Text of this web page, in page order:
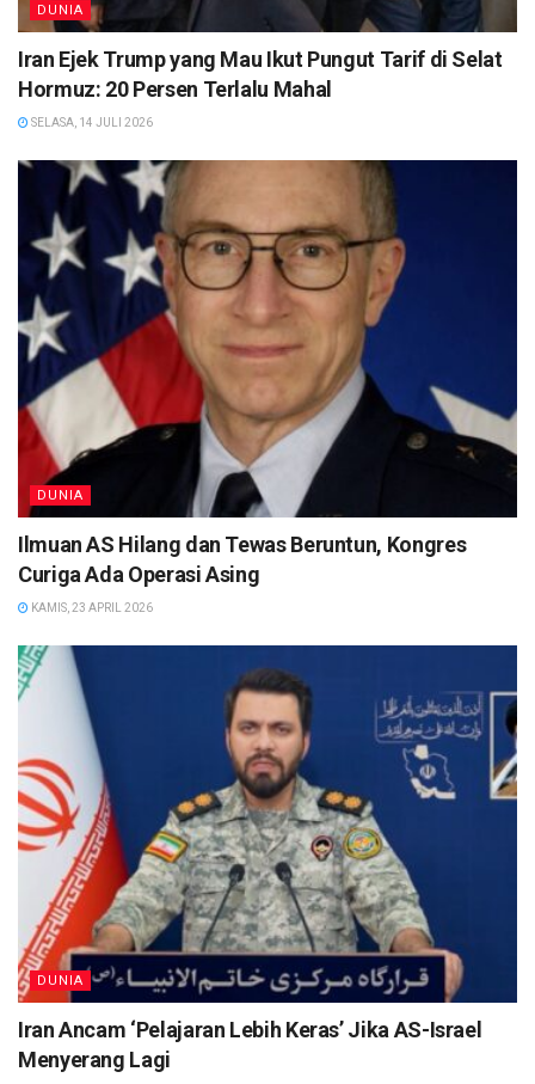
DUNIA
Iran Ejek Trump yang Mau Ikut Pungut Tarif di Selat
Hormuz: 20 Persen Terlalu Mahal
SELASA, 14 JULI 2026
DUNIA
Ilmuan AS Hilang dan Tewas Beruntun, Kongres
Curiga Ada Operasi Asing
KAMIS, 23 APRIL 2026
DUNIA
Iran Ancam ‘Pelajaran Lebih Keras’ Jika AS-Israel
Menyerang Lagi